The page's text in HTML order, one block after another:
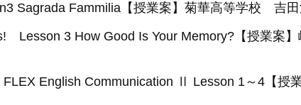
Fammilia【授業案】菊華高等学校 吉田
3 How Good Is Your Memory?【授業案】
English Communication Ⅱ Lesson 1～4【授